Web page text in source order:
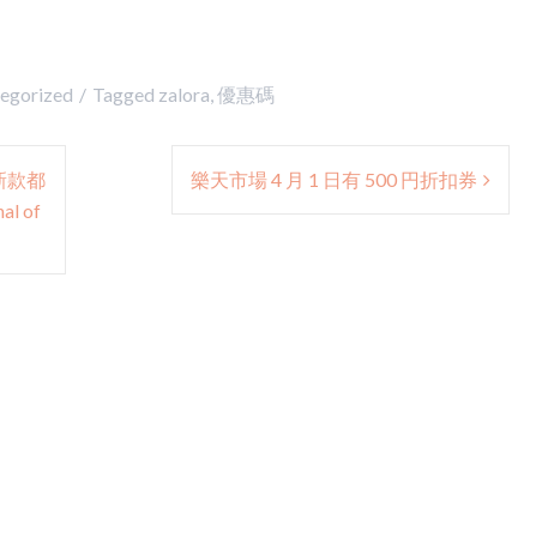
Tagged zalora,優惠碼
款都
of
樂天市場 4 月 1 日有 500 円折扣券